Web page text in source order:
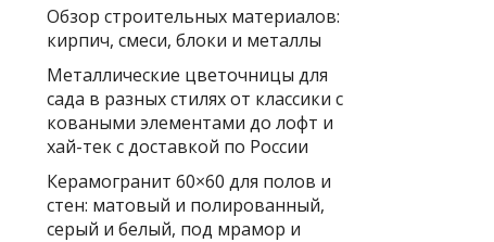
Обзор строительных материалов:
кирпич, смеси, блоки и металлы
Металлические цветочницы для
сада в разных стилях от классики с
коваными элементами до лофт и
хай-тек с доставкой по России
Керамогранит 60×60 для полов и
стен: матовый и полированный,
серый и белый, под мрамор и